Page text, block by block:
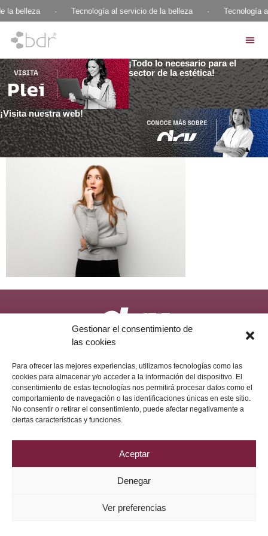
Gestionar el consentimiento de
las cookies
Para ofrecer las mejores experiencias, utilizamos tecnologías como las
cookies para almacenar y/o acceder a la información del dispositivo. El
consentimiento de estas tecnologías nos permitirá procesar datos como el
comportamiento de navegación o las identificaciones únicas en este sitio.
No consentir o retirar el consentimiento, puede afectar negativamente a
ciertas características y funciones.
Aceptar
Denegar
Ver preferencias
la belleza · Tecnología al servicio de la belleza · Tecnología
¡Todo lo necesario para el
sector de la estética!
¡Visita nuestra web!
2026 © Grupo DRV Phytolab